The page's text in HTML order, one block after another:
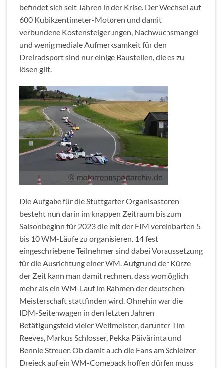
befindet sich seit Jahren in der Krise. Der Wechsel auf
600 Kubikzentimeter-Motoren und damit
verbundene Kostensteigerungen, Nachwuchsmangel
und wenig mediale Aufmerksamkeit für den
Dreiradsport sind nur einige Baustellen, die es zu
lösen gilt.
Die Aufgabe für die Stuttgarter Organisastoren
besteht nun darin im knappen Zeitraum bis zum
Saisonbeginn für 2023 die mit der FIM vereinbarten 5
bis 10 WM-Läufe zu organisieren. 14 fest
eingeschriebene Teilnehmer sind dabei Voraussetzung
für die Ausrichtung einer WM. Aufgrund der Kürze
der Zeit kann man damit rechnen, dass womöglich
mehr als ein WM-Lauf im Rahmen der deutschen
Meisterschaft stattfinden wird. Ohnehin war die
IDM-Seitenwagen in den letzten Jahren
Betätigungsfeld vieler Weltmeister, darunter Tim
Reeves, Markus Schlosser, Pekka Päivärinta und
Bennie Streuer. Ob damit auch die Fans am Schleizer
Dreieck auf ein WM-Comeback hoffen dürfen muss